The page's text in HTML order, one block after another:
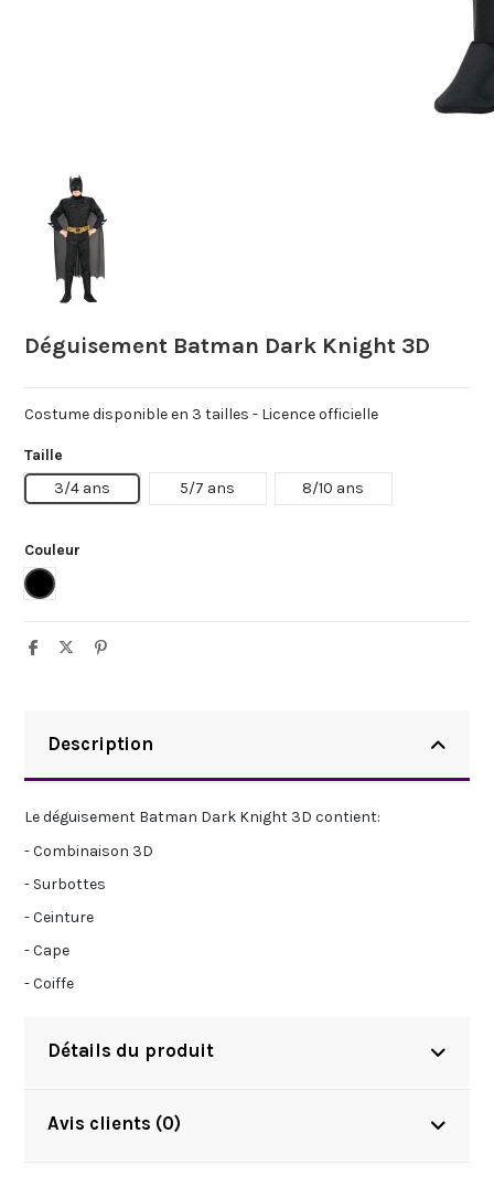
Déguisement Batman Dark Knight 3D
Costume disponible en 3 tailles - Licence officielle
Taille
3/4 ans
5/7 ans 8/10 ans
Couleur
Noir
Description
Le déguisement Batman Dark Knight 3D contient:
- Combinaison 3D
- Surbottes
- Ceinture
- Cape
- Coiffe
Détails du produit
Avis clients (0)